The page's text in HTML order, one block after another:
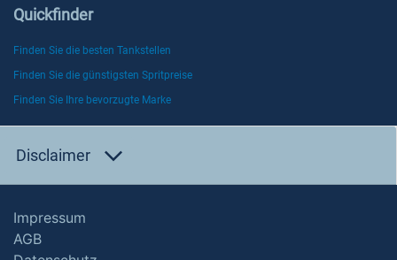
Quickfinder
Finden Sie die besten Tankstellen
Finden Sie die günstigsten Spritpreise
Finden Sie Ihre bevorzugte Marke
Disclaimer
Impressum
AGB